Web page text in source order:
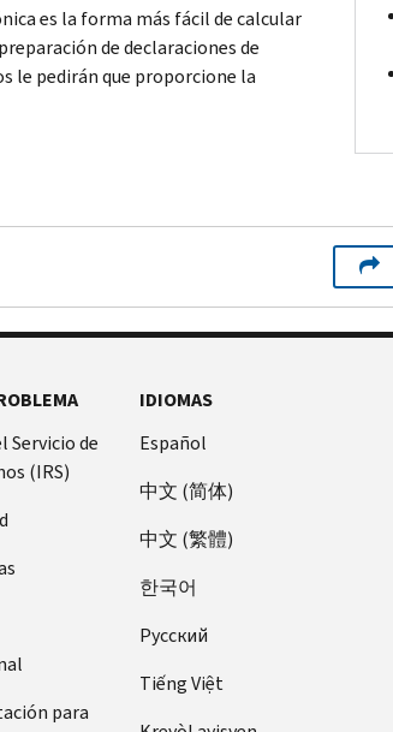
es la forma más fácil de calcular
de declaraciones de
le pedirán que proporcione la
Servicio de
(IRS)
para
IDIOMAS
Español
中文 (简体)
中文 (繁體)
한국어
Pусский
Tiếng Việt